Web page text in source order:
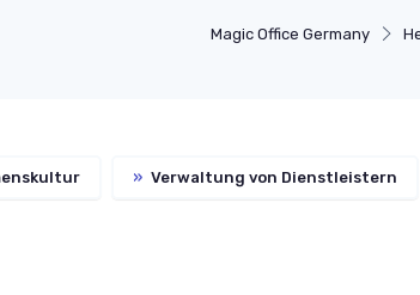
Magic Office Germany
» Verwaltung von Dienstleistern